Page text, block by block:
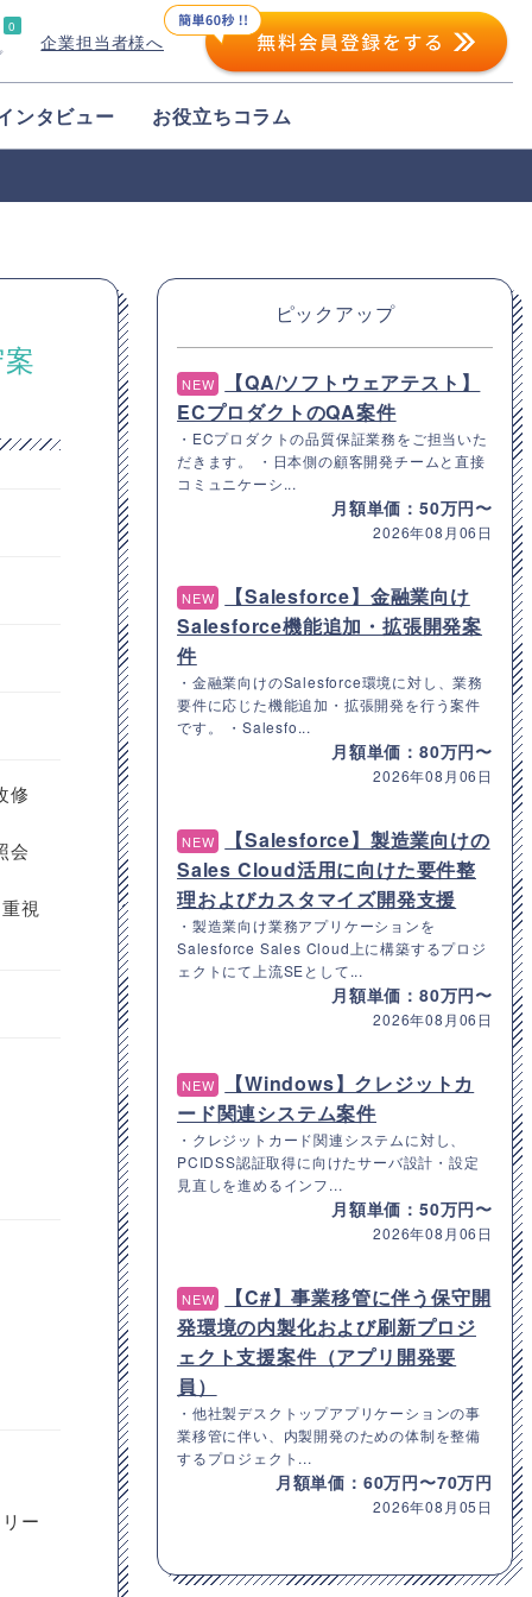
0
企業担当者様へ
ンタビュー お役立ちコラム
修
会
視
ー
ピックアップ
NEW
【QA/ソフトウェアテスト】
ECプロダクトのQA案件
・ECプロダクトの品質保証業務をご担当いた
だきます。 ・日本側の顧客開発チームと直接
コミュニケーシ...
月額単価：50万円〜
2026年08月06日
NEW
【Salesforce】金融業向け
Salesforce機能追加・拡張開発案
件
・金融業向けのSalesforce環境に対し、業務
要件に応じた機能追加・拡張開発を行う案件
です。 ・Salesfo...
月額単価：80万円〜
2026年08月06日
NEW
【Salesforce】製造業向けの
Sales Cloud活用に向けた要件整
理およびカスタマイズ開発支援
・製造業向け業務アプリケーションを
Salesforce Sales Cloud上に構築するプロジ
ェクトにて上流SEとして...
月額単価：80万円〜
2026年08月06日
NEW
【Windows】クレジットカ
ード関連システム案件
・クレジットカード関連システムに対し、
PCIDSS認証取得に向けたサーバ設計・設定
見直しを進めるインフ...
月額単価：50万円〜
2026年08月06日
NEW
【C#】事業移管に伴う保守開
発環境の内製化および刷新プロジ
ェクト支援案件（アプリ開発要
員）
・他社製デスクトップアプリケーションの事
業移管に伴い、内製開発のための体制を整備
するプロジェクト...
月額単価：60万円〜70万円
2026年08月05日